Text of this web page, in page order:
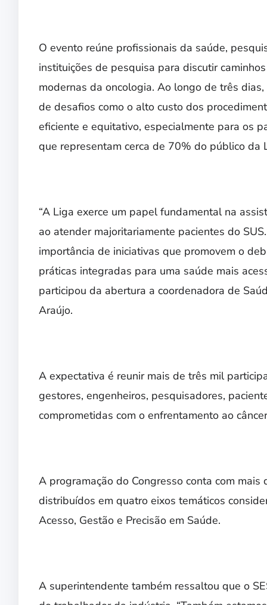
O evento reúne profissionais da saúde,
instituições de pesquisa para discutir
modernas da oncologia. Ao longo de três
de desafios como o alto custo dos
eficiente e equitativo, especialmente para os
que representam cerca de 70% do público da
“A Liga exerce um papel fundamental na
ao atender majoritariamente pacientes do
importância de iniciativas que promovem o
práticas integradas para uma saúde mais
participou da abertura a coordenadora de
Araújo.
A expectativa é reunir mais de três mil
gestores, engenheiros, pesquisadores,
comprometidas com o enfrentamento ao
A programação do Congresso conta com
distribuídos em quatro eixos temáticos
Acesso, Gestão e Precisão em Saúde.
A superintendente também ressaltou que o